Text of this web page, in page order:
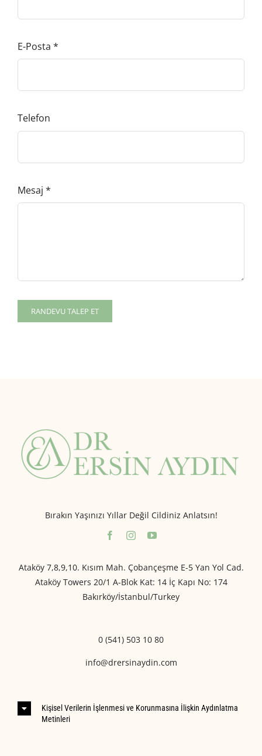
E-Posta *
Telefon
Mesaj *
RANDEVU TALEP ET
Bırakın Yaşınızı Yıllar Değil Cildiniz Anlatsın!
Ataköy 7,8,9,10. Kısım Mah. Çobançeşme E-5 Yan Yol Cad.
Ataköy Towers 20/1 A-Blok Kat: 14 İç Kapı No: 174
Bakırköy/İstanbul/Turkey
0 (541) 503 10 80
info@drersinaydin.com
Kişisel Verilerin İşlenmesi ve Korunmasına İlişkin Aydınlatma
Metinleri